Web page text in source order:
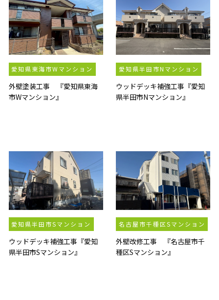
愛知県東海市Wマンション
外壁塗装工事 『愛知県東海
市Wマンション』
愛知県半田市Nマンション
ウッドデッキ補強工事『愛知
県半田市Nマンション』
愛知県半田市Sマンション
ウッドデッキ補強工事『愛知
県半田市Sマンション』
名古屋市千種区Sマンション
外壁改修工事 『名古屋市千
種区Sマンション』